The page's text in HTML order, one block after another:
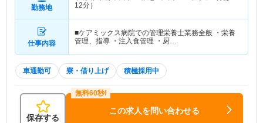
勤務地
12分）
仕事内容
■ケアミックス病院での管理栄養士業務全般 ・栄養
管理、指導 ・注入食管理 ・厨…
車通勤可 寮・借り上げ 積極採用中
保存する
この求人を問い合わせる